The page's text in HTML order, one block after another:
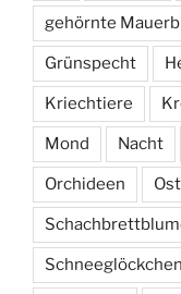
gehörnte
Grünspecht
Kriechtiere
Mond Nacht
Orchideen
Schneeglöckchen